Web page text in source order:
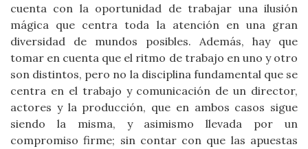
cuenta con la oportunidad de trabajar una ilusión
mágica que centra toda la atención en una gran
diversidad de mundos posibles. Además, hay que
tomar en cuenta que el ritmo de trabajo en uno y otro
son distintos, pero no la disciplina fundamental que se
centra en el trabajo y comunicación de un director,
actores y la producción, que en ambos casos sigue
siendo la misma, y asimismo llevada por un
compromiso firme; sin contar con que las apuestas